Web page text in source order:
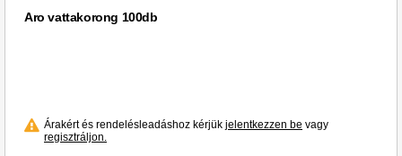
Aro vattakorong 100db
Árakért és rendelésleadáshoz kérjük jelentkezzen be vagy
regisztráljon.